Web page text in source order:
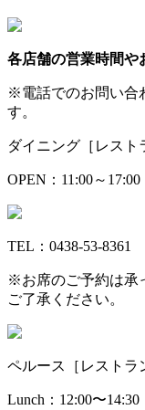
各店舗の営業時間や
※電話でのお問い合
す。
ダイニング［レスト
OPEN：11:00～17:00
TEL：0438-53-8361
※お席のご予約は承
ご了承ください。
ペルース［レストラ
Lunch：12:00〜14:30